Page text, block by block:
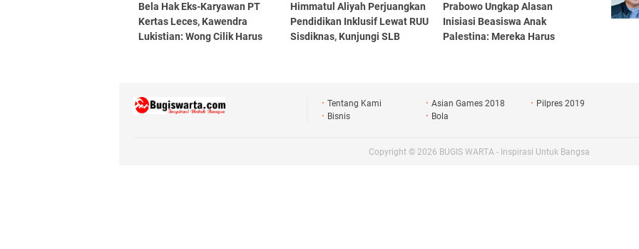
Bela Hak Eks-Karyawan PT
Kertas Leces, Kawendra
Lukistian: Wong Cilik Harus
Himmatul Aliyah Perjuangkan
Pendidikan Inklusif Lewat RUU
Sisdiknas, Kunjungi SLB
Prabowo Ungkap Alasan
Inisiasi Beasiswa Anak
Palestina: Mereka Harus
Tentang Kami Asian Games 2018
Pilpres 2019
Bisnis
Bola
Copyright © 2026 BUGIS WARTA - Inspirasi Untuk Bangsa